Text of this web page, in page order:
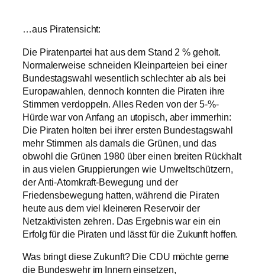
…aus Piratensicht:
Die Piratenpartei hat aus dem Stand 2 % geholt.
Normalerweise schneiden Kleinparteien bei einer
Bundestagswahl wesentlich schlechter ab als bei
Europawahlen, dennoch konnten die Piraten ihre
Stimmen verdoppeln. Alles Reden von der 5-%-
Hürde war von Anfang an utopisch, aber immerhin:
Die Piraten holten bei ihrer ersten Bundestagswahl
mehr Stimmen als damals die Grünen, und das
obwohl die Grünen 1980 über einen breiten Rückhalt
in aus vielen Gruppierungen wie Umweltschützern,
der Anti-Atomkraft-Bewegung und der
Friedensbewegung hatten, während die Piraten
heute aus dem viel kleineren Reservoir der
Netzaktivisten zehren. Das Ergebnis war ein ein
Erfolg für die Piraten und lässt für die Zukunft hoffen.
Was bringt diese Zukunft? Die CDU möchte gerne
die Bundeswehr im Innern einsetzen,